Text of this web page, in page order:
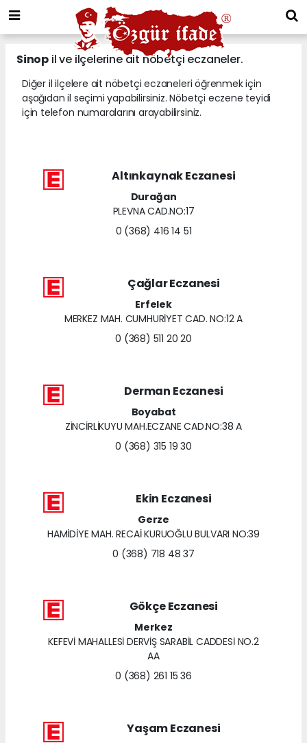
Sinop il ve ilçelerine ait nöbetçi eczaneler.
Diğer il ilçelere ait nöbetçi eczaneleri öğrenmek için
aşağıdan il seçimi yapabilirsiniz. Nöbetçi eczene teyidi
için telefon numaralarını arayabilirsiniz.
Altınkaynak Eczanesi
Durağan
PLEVNA CAD.NO:17
0 (368) 416 14 51
Çağlar Eczanesi
Erfelek
MERKEZ MAH. CUMHURİYET CAD. NO:12 A
0 (368) 511 20 20
Derman Eczanesi
Boyabat
ZİNCİRLİKUYU MAH.ECZANE CAD.NO:38 A
0 (368) 315 19 30
Ekin Eczanesi
Gerze
HAMİDİYE MAH. RECAİ KURUOĞLU BULVARI NO:39
0 (368) 718 48 37
Gökçe Eczanesi
Merkez
KEFEVİ MAHALLESİ DERVİŞ SARABİL CADDESİ NO.2
AA
0 (368) 261 15 36
Yaşam Eczanesi